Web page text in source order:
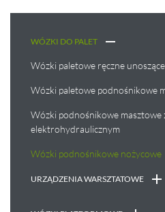
WÓZKI DO PALET
Wózki paletowe ręczne unoszące
Wózki paletowe podnośnikowe
Wózki podnośnikowe masztowe
elektrohydraulicznym
Wózki podnośnikowe nożycowe
URZĄDZENIA WARSZTATOWE